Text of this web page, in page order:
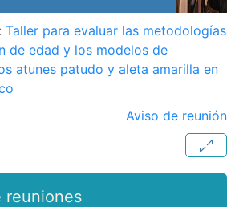
Taller para evaluar las metodologías
de edad y los modelos de
atunes patudo y aleta amarilla en
Aviso de reunión
reuniones